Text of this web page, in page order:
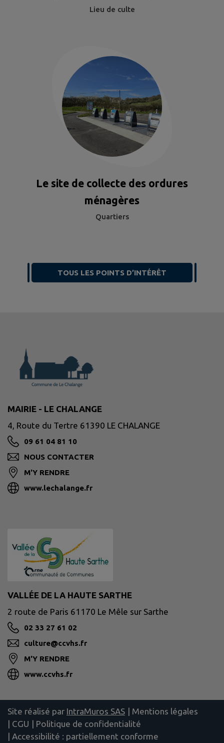
Lieu de culte
Le site de collecte des ordures
ménagères
Quartiers
TOUS LES POINTS D’INTÉRÊT
MAIRIE - LE CHALANGE
4, Route du Tertre 61390 LE CHALANGE
09 61 04 81 10
NOUS CONTACTER
M'Y RENDRE
www.lechalange.fr
VALLÉE DE LA HAUTE SARTHE
2 route de Paris 61170 Le Mêle sur Sarthe
02 33 27 61 02
culture@ccvhs.fr
M'Y RENDRE
www.ccvhs.fr
Site réalisé par IntraMuros SAS | Mentions légales
| CGU | Politique de confidentialité
| Accessibilité : partiellement conforme